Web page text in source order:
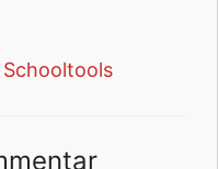
Schooltools